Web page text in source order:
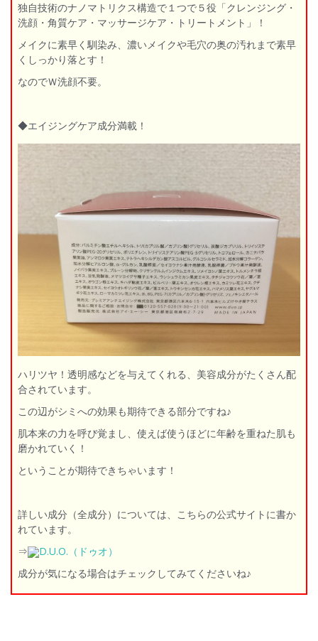
独自技術のナノマトリクス構造で１つで５役「クレンジング・
洗顔・角質ケア・マッサージケア・トリートメント」！
メイクに素早く馴染み、濃いメイクや毛穴の奥の汚れまで素早
くしっかり落とす！
なのでＷ洗顔不要。
◆エイジングケア成分満載！
ハリツヤ！透明感などを与えてくれる、美容成分がたくさん配
合されています。
この辺がシミへの効果も期待できる部分ですね♪
肌本来の力を呼び覚まし、使えば使うほどに年齢を重ねた肌も
磨かれていく！
ということが期待できちゃいます！
詳しい成分（全成分）については、こちらの公式サイトに書か
れています。
⇒
D.U.O.（ドゥオ）
成分が気になる場合はチェックしてみてくださいね♪